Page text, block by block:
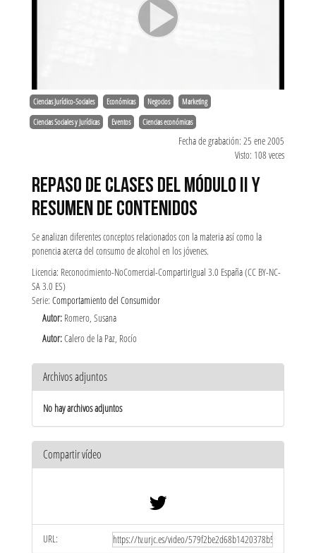
Ciencias Jurídico-Sociales Económicas Negocios Marketing
Ciencias Sociales y Jurídicas Eventos Ciencias económicas
Fecha de grabación: 25 ene 2005
Visto: 108 veces
REPASO DE CLASES DEL MÓDULO II Y
RESUMEN DE CONTENIDOS
Se analizan diferentes conceptos relacionados con la materia así como la
ponencia acerca del consumo de alcohol en los jóvenes.
Licencia: Reconocimiento-NoComercial-CompartirIgual 3.0 España (CC BY-NC-
SA 3.0 ES)
Serie: Comportamiento del Consumidor
Autor: Romero, Susana
Autor:Calero de la Paz, Rocío
Archivos adjuntos
No hay archivos adjuntos
Compartir vídeo
URL: